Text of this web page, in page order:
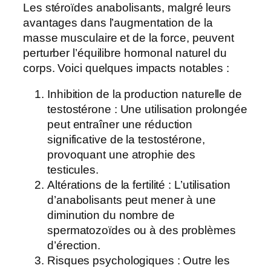
Les stéroïdes anabolisants, malgré leurs
avantages dans l’augmentation de la
masse musculaire et de la force, peuvent
perturber l’équilibre hormonal naturel du
corps. Voici quelques impacts notables :
Inhibition de la production naturelle de
testostérone : Une utilisation prolongée
peut entraîner une réduction
significative de la testostérone,
provoquant une atrophie des
testicules.
Altérations de la fertilité : L’utilisation
d’anabolisants peut mener à une
diminution du nombre de
spermatozoïdes ou à des problèmes
d’érection.
Risques psychologiques : Outre les